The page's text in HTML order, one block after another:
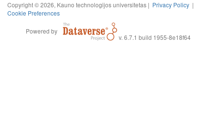
Copyright © 2026, Kauno technologijos universitetas | Privacy Policy |
Cookie Preferences
Powered by
v. 6.7.1 build 1955-8e18f64